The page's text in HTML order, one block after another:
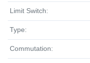
Limit Switch:
Type:
Commutation: